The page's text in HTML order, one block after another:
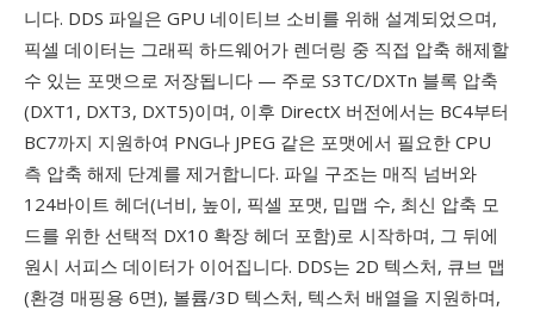
니다. DDS 파일은 GPU 네이티브 소비를 위해 설계되었으며,
픽셀 데이터는 그래픽 하드웨어가 렌더링 중 직접 압축 해제할
수 있는 포맷으로 저장됩니다 — 주로 S3TC/DXTn 블록 압축
(DXT1, DXT3, DXT5)이며, 이후 DirectX 버전에서는 BC4부터
BC7까지 지원하여 PNG나 JPEG 같은 포맷에서 필요한 CPU
측 압축 해제 단계를 제거합니다. 파일 구조는 매직 넘버와
124바이트 헤더(너비, 높이, 픽셀 포맷, 밉맵 수, 최신 압축 모
드를 위한 선택적 DX10 확장 헤더 포함)로 시작하며, 그 뒤에
원시 서피스 데이터가 이어집니다. DDS는 2D 텍스처, 큐브 맵
(환경 매핑용 6면), 볼륨/3D 텍스처, 텍스처 배열을 지원하며,